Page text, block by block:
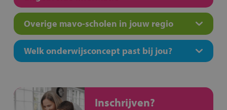
Overige mavo-scholen in jouw regio
Welk onderwijsconcept past bij jou?
Inschrijven?